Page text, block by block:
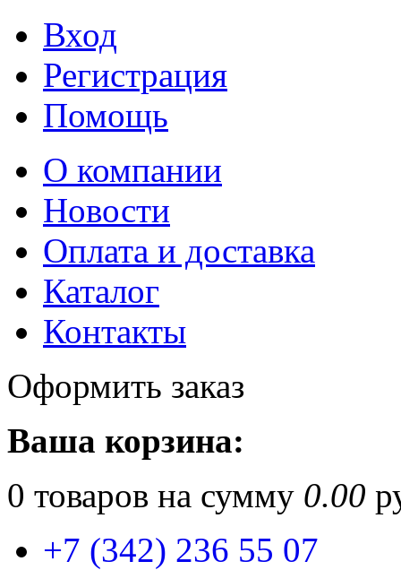
Вход
Регистрация
Помощь
О компании
Новости
Оплата и доставка
Каталог
Контакты
Оформить заказ
Ваша корзина:
0 товаров на сумму 0.00
+7 (342) 236 55 07